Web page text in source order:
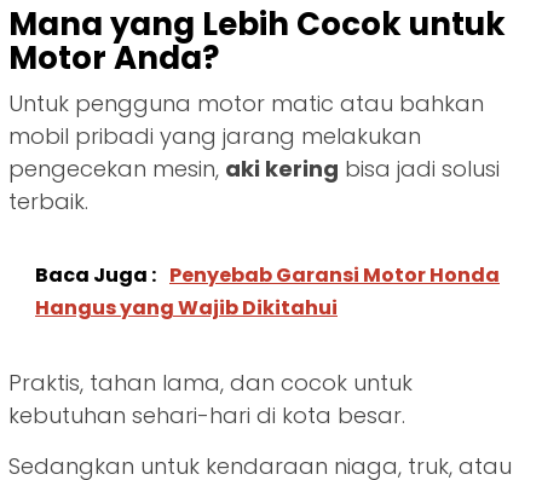
Mana yang Lebih Cocok untuk
Motor Anda?
Untuk pengguna motor matic atau bahkan
mobil pribadi yang jarang melakukan
pengecekan mesin, aki kering bisa jadi solusi
terbaik.
Baca Juga : Penyebab Garansi Motor Honda
Hangus yang Wajib Dikitahui
Praktis, tahan lama, dan cocok untuk
kebutuhan sehari-hari di kota besar.
Sedangkan untuk kendaraan niaga, truk, atau